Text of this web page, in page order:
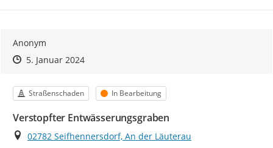
Anonym
Zeitpunkt des Erstellens
Zeitpunkt des Erstellens
5. Januar 2024Zur Äußerung
Kategorie
Straßenschaden Status
In Bearbeitung
Verstopfter Entwässerungsgraben
Ort
02782 Seifhennersdorf, An der Läuterau